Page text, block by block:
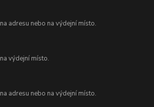
adresu nebo na výdejní místo.
výdejní místo.
adresu nebo na výdejní místo.